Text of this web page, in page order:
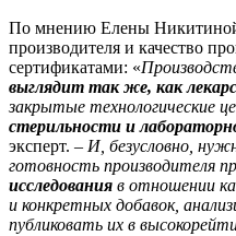
По мнению Елены
производителя и качество
сертификатами: «
выглядит так же, как
закрытые технологические
стерильности и
эксперт. – И, безусловно,
готовность производителя
исследования в отношении
и конкретных добавок,
публиковать их в